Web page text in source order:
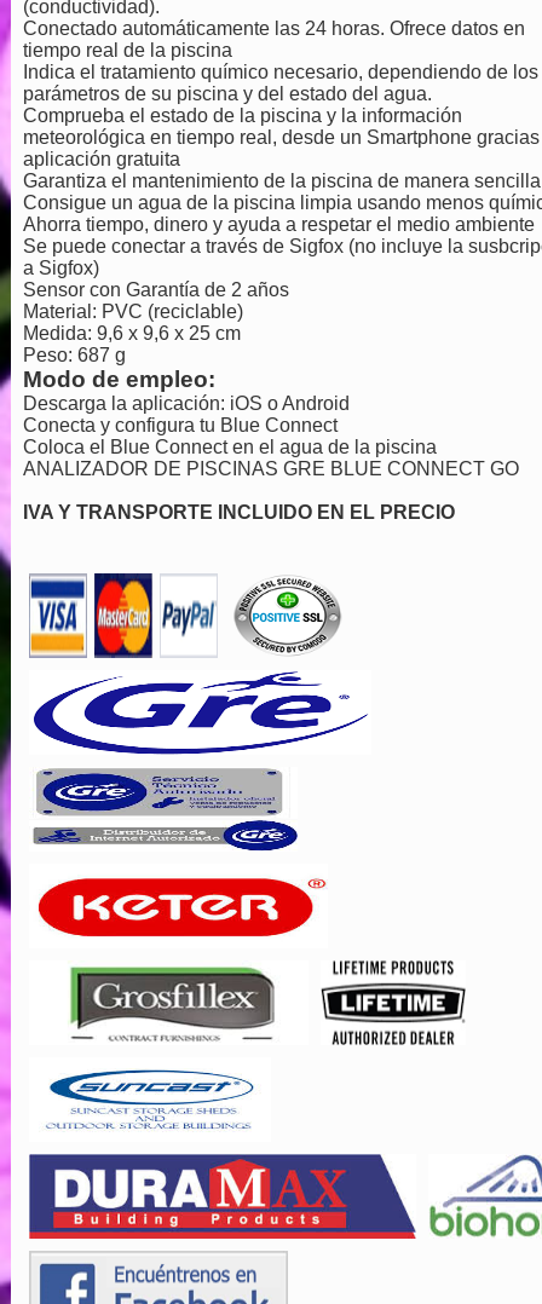
(conductividad).
Conectado automáticamente las 24 horas. Ofrece datos en
tiempo real de la piscina
Indica el tratamiento químico necesario, dependiendo de los
parámetros de su piscina y del estado del agua.
Comprueba el estado de la piscina y la información
meteorológica en tiempo real, desde un Smartphone
aplicación gratuita
Garantiza el mantenimiento de la piscina de manera sencilla
Consigue un agua de la piscina limpia usando menos
Ahorra tiempo, dinero y ayuda a respetar el medio ambiente
Se puede conectar a través de Sigfox (no incluye la
a Sigfox)
Sensor con Garantía de 2 años
Material: PVC (reciclable)
Medida: 9,6 x 9,6 x 25 cm
Peso: 687 g
Modo de empleo:
Descarga la aplicación: iOS o Android
Conecta y configura tu Blue Connect
Coloca el Blue Connect en el agua de la piscina
ANALIZADOR DE PISCINAS GRE BLUE CONNECT GO
IVA Y TRANSPORTE INCLUIDO EN EL PRECIO